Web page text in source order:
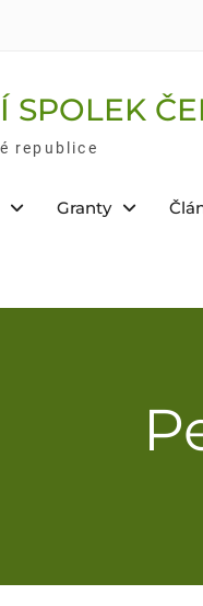
SPOLEK
republice
Granty